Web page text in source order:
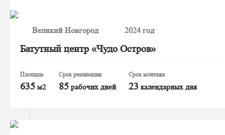
Великий Новгород 2024 год
Батутный центр «Чудо Остров»
Площадь
635 м2
Срок реализации
85 рабочих дней
Срок монтажа
23 календарных дня